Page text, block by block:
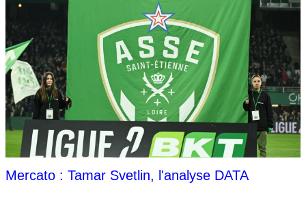
Mercato : Tamar Svetlin, l'analyse DATA